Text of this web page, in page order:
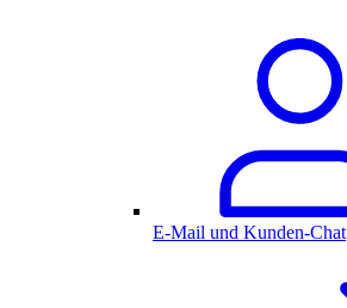
E-Mail und Kunden-Chat